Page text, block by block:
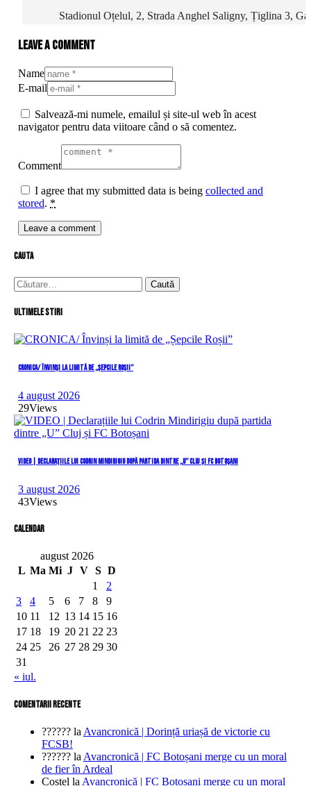
Stadionul Oțelul, 2, Strada Anghel Saligny, Țiglina 3,
Leave a comment
Name
E-mail
Salvează-mi numele, emailul și site-ul web în acest
navigator pentru data viitoare când o să comentez.
Comment
I agree that my submitted data is being collected and
stored. *
cauta
Caută
după:
Ultimele stiri
CRONICA/ Învinși la limită de „Șepcile Roșii”
4 august 2026
29Views
VIDEO | Declarațiile lui Codrin Mindirigiu după partida dintre „U” Cluj și FC Botoșani
3 august 2026
43Views
Calendar
august 2026
L Ma Mi J V S D
1
2
3
4 5 6 7 8
9
10 11 12 13 14 15 16
17 18 19 20 21 22 23
24 25 26 27 28 29 30
31
« iul.
comentarii recente
?????? la Avancronică | Dorință uriașă de victorie cu
FCSB!
?????? la Avancronică | FC Botoșani merge cu un moral
de fier în Ardeal
Costel la Avancronică | FC Botoșani merge cu un moral